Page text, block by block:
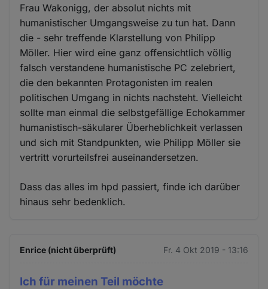
Frau Wakonigg, der absolut nichts mit
humanistischer Umgangsweise zu tun hat. Dann
die - sehr treffende Klarstellung von Philipp
Möller. Hier wird eine ganz offensichtlich völlig
falsch verstandene humanistische PC zelebriert,
die den bekannten Protagonisten im realen
politischen Umgang in nichts nachsteht. Vielleicht
sollte man einmal die selbstgefällige Echokammer
humanistisch-säkularer Überheblichkeit verlassen
und sich mit Standpunkten, wie Philipp Möller sie
vertritt vorurteilsfrei auseinandersetzen.
Dass das alles im hpd passiert, finde ich darüber
hinaus sehr bedenklich.
Enrice (nicht überprüft) Fr. 4 Okt 2019 - 13:16
Ich für meinen Teil möchte